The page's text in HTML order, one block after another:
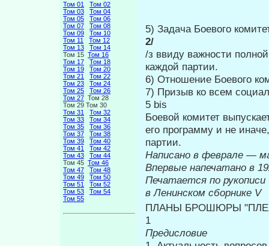
Том 01
Том 02
Том 03
Том 04
Том 05
Том 06
Том 07
Том 08
Том 09
Том 10
Том 11
Том 12
Том 13
Том 14
Том 15 Том 16
Том 17
Том 18
Том 19
Том 20
Том 21
Том 22
Том 23
Том 24
Том 25
Том 26
Том 27 Том 28
Том 29 Том 30
Том 31
Том 32
Том 33
Том 34
Том 35
Том 36
Том 37
Том 38
Том 39
Том 40
Том 41
Том 42
Том 43
Том 44
Том 45 Том 46
Том 47
Том 48
Том 49
Том 50
Том 51
Том 52
Том 53
Том 54
Том 55
5) Задача Боевого
2/
/з ввиду важности
каждой партии.
6) Отношение Боевого
7) Призыв ко всем
5 bis
Боевой комитет
его программу и не
партии.
Написано в феврале —
Впервые
Печатается по рукописи
в Ленинском сборнике V
ПЛАНЫ БРОШЮРЫ
1
Предисловие